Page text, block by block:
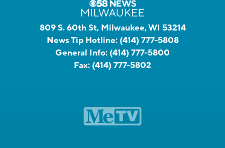
809 S. 60th St, Milwaukee, WI 53214
News Tip Hotline: (414) 777-5808
General Info: (414) 777-5800
Fax: (414) 777-5802